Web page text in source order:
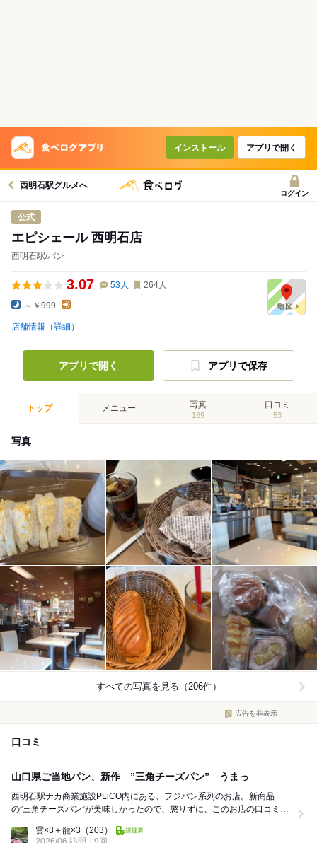
インストール アプリで開く
西明石駅グルメへ
ログイン
公式
エピシェール 西明石店
西明石駅/パン
3.07 53人 264人
～￥999 -
店舗情報（詳細）
アプリで開く アプリで保存
トップ メニュー 写真
189
口コミ
53
写真
すべての写真を見る（206件）
広告を非表示
口コミ
山口県ご当地パン、新作 ”三角チーズパン” うまっ
西明石駅ナカ商業施設PLiCO内にある、フジパン系列のお店。新商品
の”三角チーズパン”が美味しかったので、懲りずに、このお店の口コミ書
雲×3＋龍×3 （203）